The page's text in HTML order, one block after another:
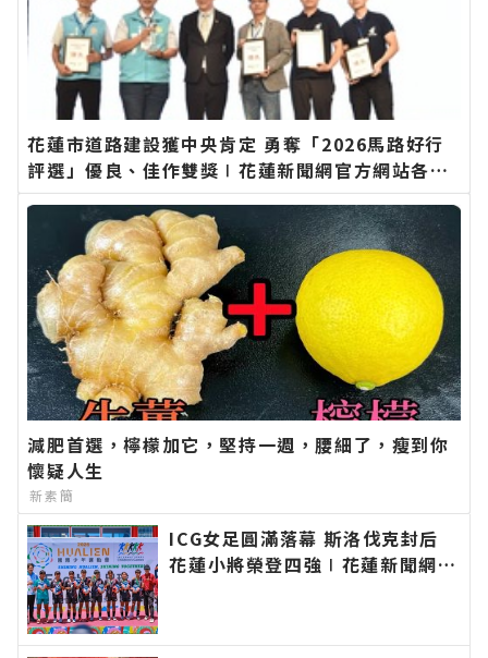
花蓮市道路建設獲中央肯定 勇奪「2026馬路好行
評選」優良、佳作雙獎∣花蓮新聞網官方網站各類
新聞－最快速的今日新聞報導 最新的在地資訊！
減肥首選，檸檬加它，堅持一週，腰細了，瘦到你
懷疑人生
新素簡
ICG女足圓滿落幕 斯洛伐克封后
花蓮小將榮登四強∣花蓮新聞網官